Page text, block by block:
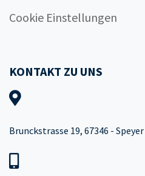
Cookie Einstellungen
KONTAKT ZU UNS
Brunckstrasse 19, 67346 - Speyer